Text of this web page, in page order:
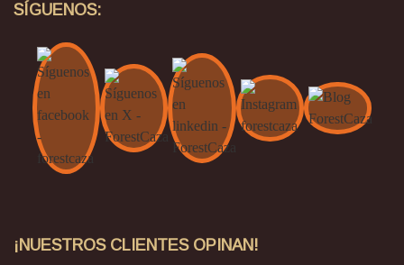
SÍGUENOS:
¡NUESTROS CLIENTES OPINAN!